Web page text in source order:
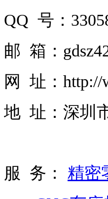
QQ 号：
邮 箱：
网 址：http://
地 址：深圳
服 务： 精密